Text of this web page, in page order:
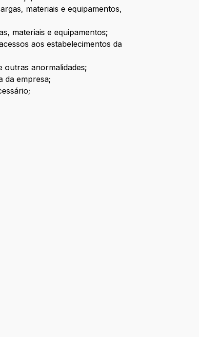
materiais e equipamentos,
materiais e equipamentos;
aos estabelecimentos da
outras anormalidades;
da empresa;